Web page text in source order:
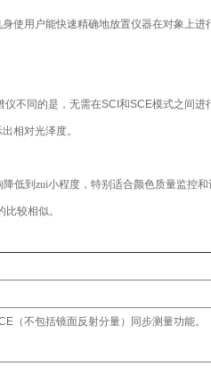
使用户能快速精确地放置仪器在对象上进
不同的是，无需在SCI和SCE模式之间
相对光泽度。
低到zui小程度，特别适合颜色质量监控和
较相似。
（不包括镜面反射分量）同步测量功能